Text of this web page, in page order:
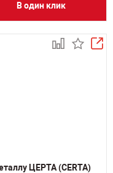
В один клик
ЦЕРТА (CERTA)